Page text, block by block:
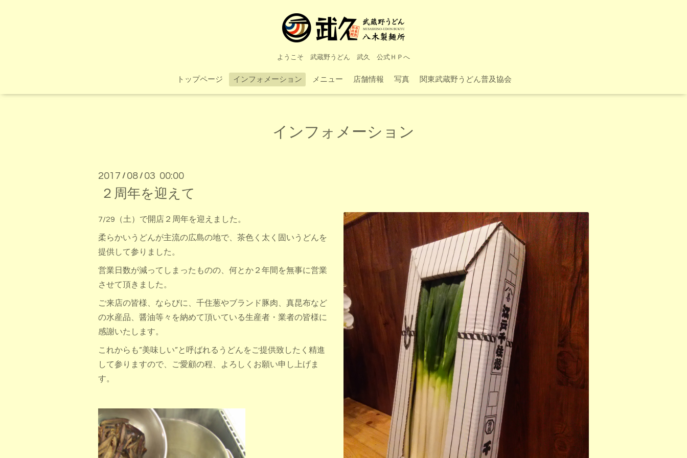
ようこそ 武蔵野うどん 武久 公式ＨＰへ
トップページ インフォメーション メニュー 店舗情報 写真 関東武蔵野うどん普及協会
インフォメーション
2017 / 08 / 03 00:00
２周年を迎えて
7/29（土）で開店２周年を迎えました。
柔らかいうどんが主流の広島の地で、茶色く太く固いうどんを
提供して参りました。
営業日数が減ってしまったものの、何とか２年間を無事に営業
させて頂きました。
ご来店の皆様、ならびに、千住葱やブランド豚肉、真昆布など
の水産品、醤油等々を納めて頂いている生産者・業者の皆様に
感謝いたします。
これからも”美味しい”と呼ばれるうどんをご提供致したく精進
して参りますので、ご愛顧の程、よろしくお願い申し上げま
す。